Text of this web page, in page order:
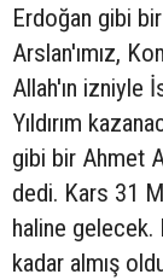
Erdoğan gibi
Arslan'ımız,
Allah'ın izniyle
Yıldırım
gibi bir Ahmet
dedi. Kars 31
haline gelecek.
kadar almış